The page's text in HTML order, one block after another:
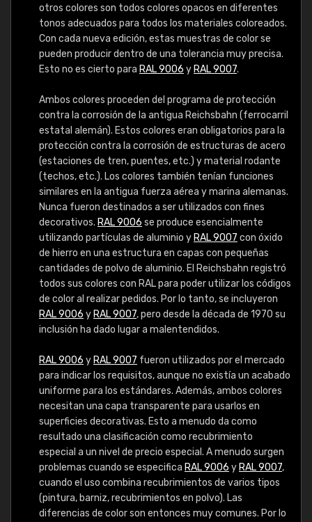
otros colores son todos colores opacos en diferentes
tonos adecuados para todos los materiales coloreados.
Con cada nueva edición, estas muestras de color se
pueden producir dentro de una tolerancia muy precisa.
Esto no es cierto para RAL 9006 y RAL 9007.
Ambos colores proceden del programa de protección
contra la corrosión de la antigua Reichsbahn (ferrocarril
estatal alemán). Estos colores eran obligatorios para la
protección contra la corrosión de estructuras de acero
(estaciones de tren, puentes, etc.) y material rodante
(techos, etc.). Los colores también tenían funciones
similares en la antigua fuerza aérea y marina alemanas.
Nunca fueron destinados a ser utilizados con fines
decorativos. RAL 9006 se produce esencialmente
utilizando partículas de aluminio y RAL 9007 con óxido
de hierro en una estructura en capas con pequeñas
cantidades de polvo de aluminio. El Reichsbahn registró
todos sus colores con RAL para poder utilizar los códigos
de color al realizar pedidos. Por lo tanto, se incluyeron
RAL 9006 y RAL 9007, pero desde la década de 1970 su
inclusión ha dado lugar a malentendidos.
RAL 9006 y RAL 9007 fueron utilizados por el mercado
para indicar los requisitos, aunque no existía un acabado
uniforme para los estándares. Además, ambos colores
necesitan una capa transparente para usarlos en
superficies decorativas. Esto a menudo da como
resultado una clasificación como recubrimiento
especial a un nivel de precio especial. A menudo surgen
problemas cuando se especifica RAL 9006 y RAL 9007,
cuando el uso combina recubrimientos de varios tipos
(pintura, barniz, recubrimientos en polvo). Las
diferencias de color son entonces muy comunes. Por lo